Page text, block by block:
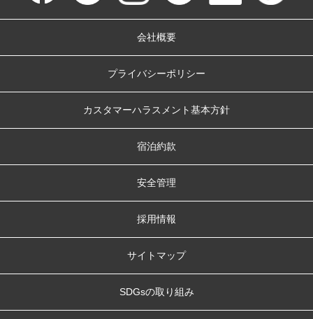
会社概要
プライバシーポリシー
カスタマーハラスメント基本方針
宿泊約款
安全管理
採用情報
サイトマップ
SDGsの取り組み